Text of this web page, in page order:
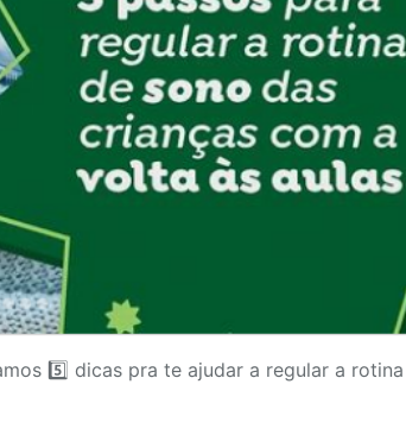
5️⃣ dicas pra te ajudar a regular a